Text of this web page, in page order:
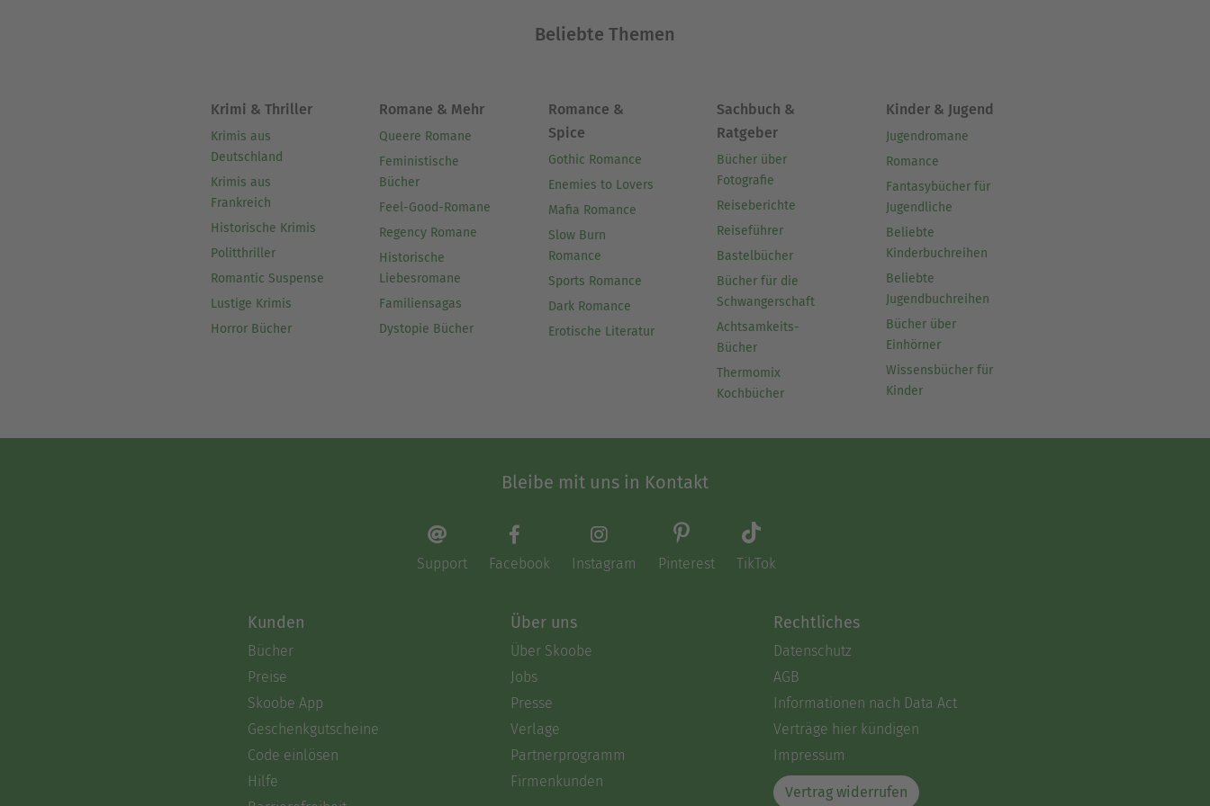
Beliebte Themen
Krimi & Thriller
Krimis aus
Deutschland
Krimis aus
Frankreich
Historische Krimis
Politthriller
Romantic Suspense
Lustige Krimis
Horror Bücher
Romane & Mehr
Queere Romane
Feministische
Bücher
Feel-Good-Romane
Regency Romane
Historische
Liebesromane
Familiensagas
Dystopie Bücher
Romance &
Spice
Gothic Romance
Enemies to Lovers
Mafia Romance
Slow Burn
Romance
Sports Romance
Dark Romance
Erotische Literatur
Sachbuch &
Ratgeber
Bücher über
Fotografie
Reiseberichte
Reiseführer
Bastelbücher
Bücher für die
Schwangerschaft
Achtsamkeits-
Bücher
Thermomix
Kochbücher
Kinder & Jugend
Jugendromane
Romance
Fantasybücher für
Jugendliche
Beliebte
Kinderbuchreihen
Beliebte
Jugendbuchreihen
Bücher über
Einhörner
Wissensbücher für
Kinder
Bleibe mit uns in Kontakt
Support Facebook Instagram Pinterest TikTok
Kunden
Bücher
Preise
Skoobe App
Geschenkgutscheine
Code einlösen
Hilfe
Über uns
Über Skoobe
Jobs
Presse
Verlage
Partnerprogramm
Firmenkunden
Rechtliches
Datenschutz
AGB
Informationen nach Data Act
Verträge hier kündigen
Impressum
Vertrag widerrufen